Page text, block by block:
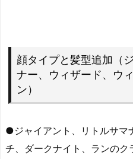
顔タイプと髪型追加（
ナー、ウィザード、ウ
ン）
●ジャイアント、リトルサマ
チ、ダークナイト、ランの